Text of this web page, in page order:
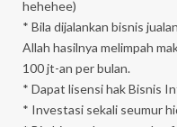
hehehee)
* Bila dijalankan bisnis
Allah hasilnya melimpah
100 jt-an per bulan.
* Dapat lisensi hak Bisnis
* Investasi sekali seumur